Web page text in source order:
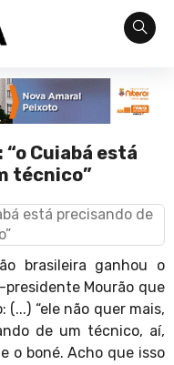
Cuiabá está
técnico”
brasileira ganhou o
Mourão que
“ele não quer mais,
de um técnico, aí,
o boné. Acho que isso